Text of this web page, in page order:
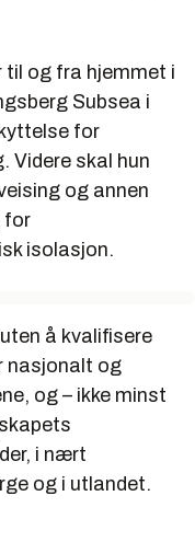
til og fra hjemmet i
Subsea i
for
Videre skal hun
og annen
for
isolasjon.
å kvalifisere
nasjonalt og
og – ikke minst
i nært
og i utlandet.